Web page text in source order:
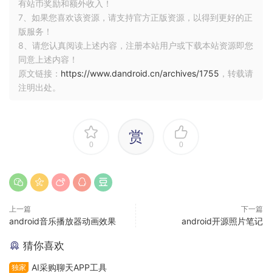
有站币奖励和额外收入！
7、如果您喜欢该资源，请支持官方正版资源，以得到更好的正
版服务！
8、请您认真阅读上述内容，注册本站用户或下载本站资源即您
同意上述内容！
原文链接： https://www.dandroid.cn/archives/1755 ，转载请
注明出处。
0 赏 0
上一篇
android音乐播放器动画效果
下一篇
android开源照片笔记
猜你喜欢
独家 AI采购聊天APP工具